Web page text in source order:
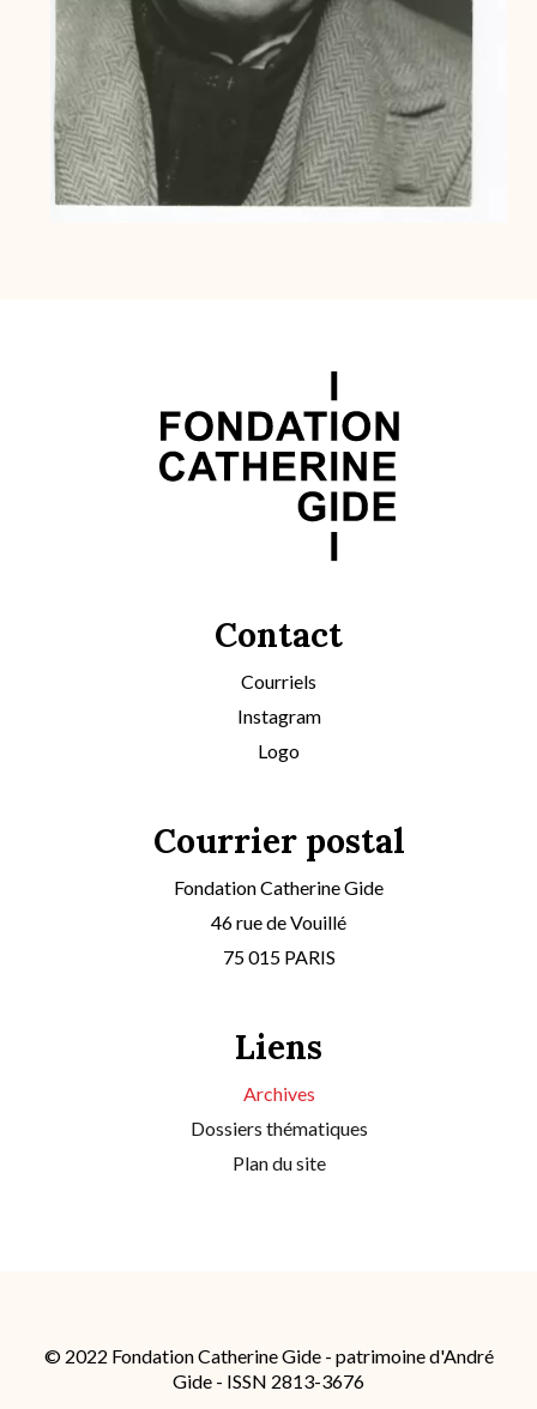
Contact
Courriels
Instagram
Logo
Courrier postal
Fondation Catherine Gide
46 rue de Vouillé
75 015 PARIS
Liens
Archives
Dossiers thématiques
Plan du site
© 2022 Fondation Catherine Gide - patrimoine d'André
Gide - ISSN 2813-3676